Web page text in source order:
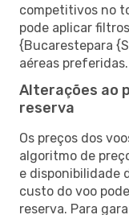
competitivos no
pode aplicar
{Bucarestepara
aéreas preferidas.
Alterações ao
reserva
Os preços dos
algoritmo de
e disponibilidade
custo do voo
reserva. Para